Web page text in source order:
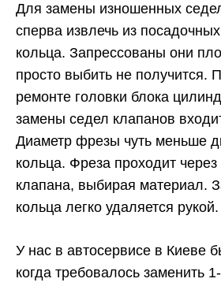
Для замены изношенных
сперва извлечь из
кольца. Запрессованы они
просто выбить не получится.
ремонте головки блока
замены седел клапанов
Диаметр фрезы чуть меньше
кольца. Фреза проходит через
клапана, выбирая материал.
кольца легко удаляется рукой.
У нас в автосервисе в Киеве
когда требовалось заменить